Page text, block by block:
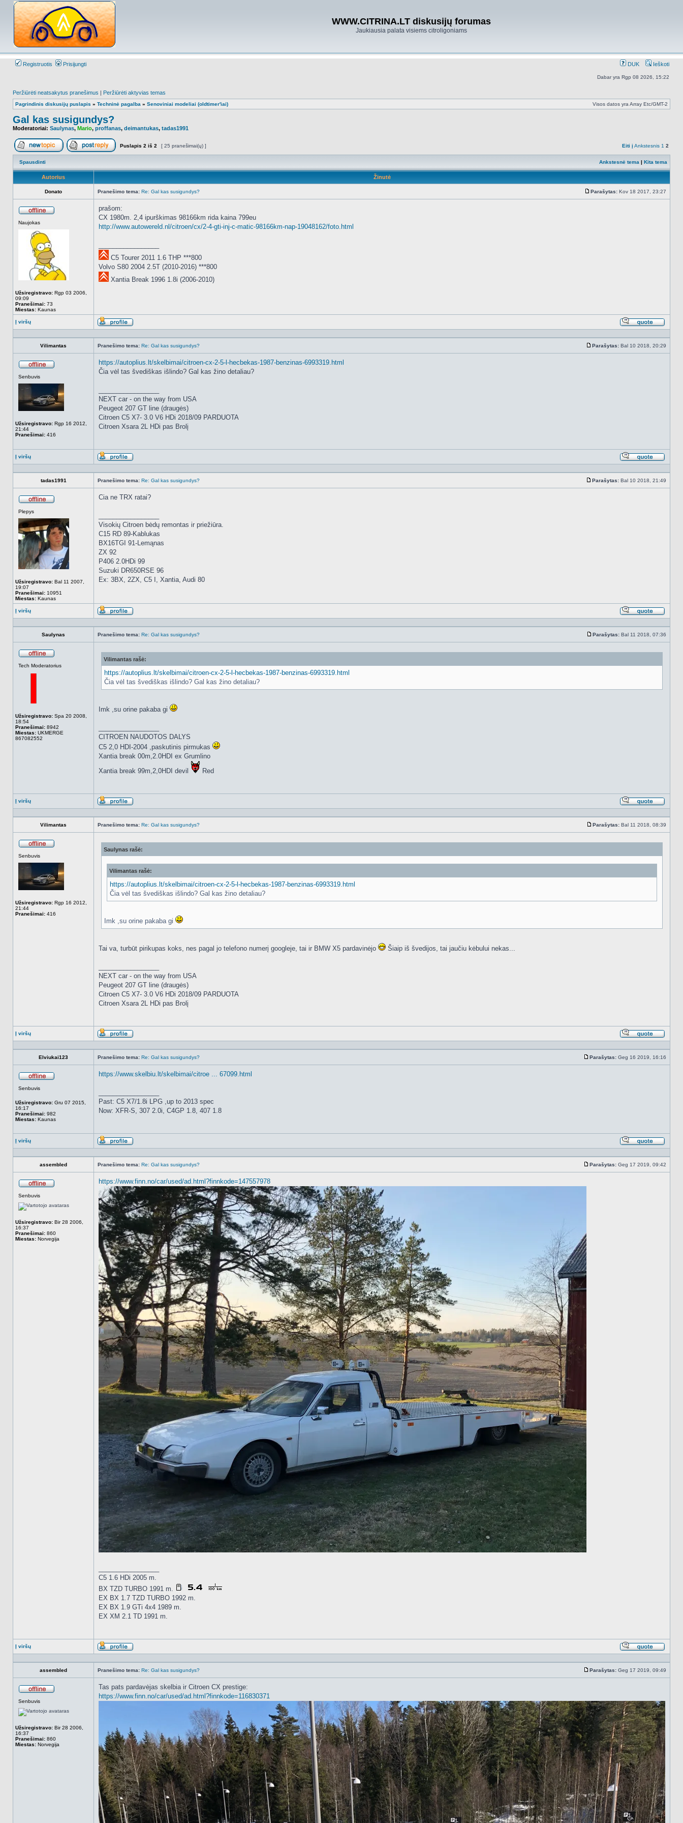
WWW.CITRINA.LT diskusijų forumas
Jaukiausia palata visiems citroligoniams
Registruotis Prisijungti DUK Ieškoti
Dabar yra Rgp 08 2026, 15:22
Peržiūrėti neatsakytus pranešimus | Peržiūrėti aktyvias temas
Pagrindinis diskusijų puslapis » Techninė pagalba » Senoviniai modeliai (oldtimer'iai) Visos datos yra Array Etc/GMT-2
Gal kas susigundys?
Moderatoriai: Saulynas, Mario, proffanas, deimantukas, tadas1991
Naujos temos kūrimasAtsakyti į temą
Puslapis 2 iš 2 [ 25 pranešimai(ų) ] Eiti į Ankstesnis 1 2
Spausdinti Ankstesnė tema | Kita tema
Autorius Žinutė
Donato Pranešimo tema: Re: Gal kas susigundys?
Standartinė
Parašytas: Kov 18 2017, 23:27
Naujokas
Užsiregistravo: Rgp 03 2006,
09:09
Pranešimai: 73
Miestas: Kaunas
prašom:
CX 1980m. 2,4 ipurškimas 98166km rida kaina 799eu
http://www.autowereld.nl/citroen/cx/2-4-gti-inj-c-matic-98166km-nap-19048162/foto.html
C5 Tourer 2011 1.6 THP ***800
Volvo S80 2004 2.5T (2010-2016) ***800
Xantia Break 1996 1.8i (2006-2010)
Į viršų
Aprašymas
Atsakyti
Vilimantas
Pranešimo tema: Re: Gal kas susigundys?
Standartinė
Parašytas: Bal 10 2018, 20:29
Senbuvis
Užsiregistravo: Rgp 16 2012,
21:44
Pranešimai: 416
https://autoplius.lt/skelbimai/citroen-cx-2-5-l-hecbekas-1987-benzinas-6993319.html
Čia vėl tas švediškas išlindo? Gal kas žino detaliau?
NEXT car - on the way from USA
Peugeot 207 GT line (draugės)
Citroen C5 X7- 3.0 V6 HDi 2018/09 PARDUOTA
Citroen Xsara 2L HDi pas Brolį
Į viršų
Aprašymas
Atsakyti
tadas1991
Pranešimo tema: Re: Gal kas susigundys?
Standartinė
Parašytas: Bal 10 2018, 21:49
Plepys
Užsiregistravo: Bal 11 2007,
19:07
Pranešimai: 10951
Miestas: Kaunas
Cia ne TRX ratai?
Visokių Citroen bėdų remontas ir priežiūra.
C15 RD 89-Kablukas
BX16TGI 91-Lemąnas
ZX 92
P406 2.0HDi 99
Suzuki DR650RSE 96
Ex: 3BX, 2ZX, C5 I, Xantia, Audi 80
Į viršų
Aprašymas
Atsakyti
Saulynas
Pranešimo tema: Re: Gal kas susigundys?
Standartinė
Parašytas: Bal 11 2018, 07:36
Tech Moderatorius
Užsiregistravo: Spa 20 2008,
18:54
Pranešimai: 8942
Miestas: UKMERGE
867082552
Vilimantas rašė:
https://autoplius.lt/skelbimai/citroen-cx-2-5-l-hecbekas-1987-benzinas-6993319.html
Čia vėl tas švediškas išlindo? Gal kas žino detaliau?
Imk ,su orine pakaba gi
CITROEN NAUDOTOS DALYS
C5 2,0 HDI-2004 ,paskutinis pirmukas
Xantia break 00m,2.0HDI ex Grumlino
Xantia break 99m,2,0HDI devil
Red
Į viršų
Aprašymas
Atsakyti
Vilimantas
Pranešimo tema: Re: Gal kas susigundys?
Standartinė
Parašytas: Bal 11 2018, 08:39
Senbuvis
Užsiregistravo: Rgp 16 2012,
21:44
Pranešimai: 416
Saulynas rašė:
Vilimantas rašė:
https://autoplius.lt/skelbimai/citroen-cx-2-5-l-hecbekas-1987-benzinas-6993319.html
Čia vėl tas švediškas išlindo? Gal kas žino detaliau?
Imk ,su orine pakaba gi
Tai va, turbūt pirikupas koks, nes pagal jo telefono numerį googleje, tai ir BMW X5 pardavinėjo Šiaip iš švedijos, tai jaučiu kėbului nekas...
NEXT car - on the way from USA
Peugeot 207 GT line (draugės)
Citroen C5 X7- 3.0 V6 HDi 2018/09 PARDUOTA
Citroen Xsara 2L HDi pas Brolį
Į viršų
Aprašymas
Atsakyti
Elviukai123
Pranešimo tema: Re: Gal kas susigundys?
Standartinė
Parašytas: Geg 16 2019, 16:16
Senbuvis
Užsiregistravo: Gru 07 2015,
16:17
Pranešimai: 982
Miestas: Kaunas
https://www.skelbiu.lt/skelbimai/citroe ... 67099.html
Past: C5 X7/1.8i LPG ,up to 2013 spec
Now: XFR-S, 307 2.0i, C4GP 1.8, 407 1.8
Į viršų
Aprašymas
Atsakyti
assembled
Pranešimo tema: Re: Gal kas susigundys?
Standartinė
Parašytas: Geg 17 2019, 09:42
Senbuvis
Užsiregistravo: Bir 28 2006,
16:37
Pranešimai: 860
Miestas: Norvegija
https://www.finn.no/car/used/ad.html?finnkode=147557978
C5 1.6 HDi 2005 m.
BX TZD TURBO 1991 m.
EX BX 1.7 TZD TURBO 1992 m.
EX BX 1.9 GTi 4x4 1989 m.
EX XM 2.1 TD 1991 m.
Į viršų
Aprašymas
Atsakyti
assembled
Pranešimo tema: Re: Gal kas susigundys?
Standartinė
Parašytas: Geg 17 2019, 09:49
Senbuvis
Užsiregistravo: Bir 28 2006,
16:37
Pranešimai: 860
Miestas: Norvegija
Tas pats pardavėjas skelbia ir Citroen CX prestige:
https://www.finn.no/car/used/ad.html?finnkode=116830371